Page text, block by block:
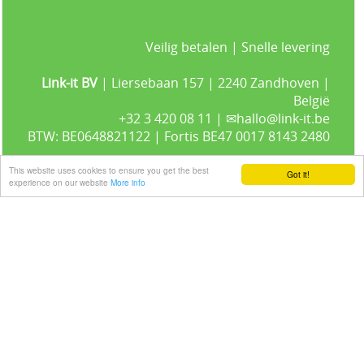
Got it!
This website uses cookies to ensure you get the best
experience on our website More info
Veilig betalen | Snelle levering
Link-it BV | Liersebaan 157 | 2240 Zandhoven |
België
+32 3 420 08 11 | ✉hallo@link-it.be
BTW: BE0648821122 | Fortis BE47 0017 8143 2480